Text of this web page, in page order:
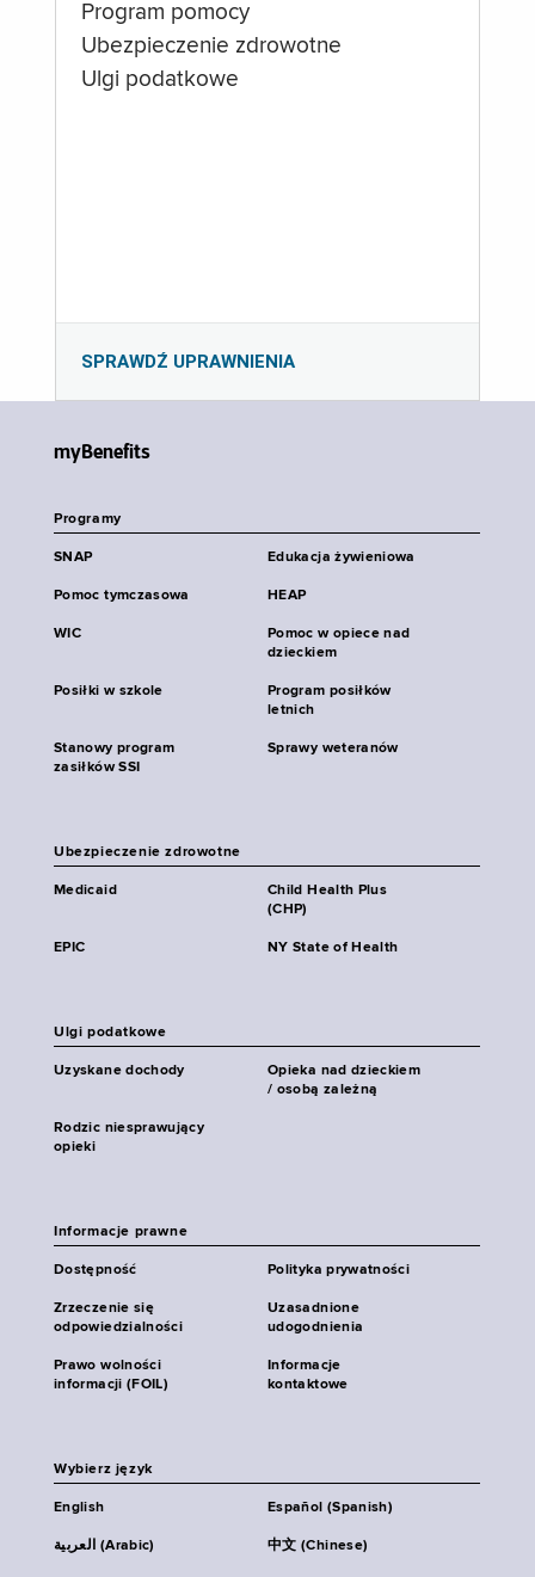
Program pomocy
Ubezpieczenie zdrowotne
Ulgi podatkowe
SPRAWDŹ UPRAWNIENIA
myBenefits
Programy
SNAP Edukacja żywieniowa
Pomoc tymczasowa HEAP
WIC
Pomoc w opiece nad
dzieckiem
Posiłki w szkole
Program posiłków
letnich
Stanowy program
zasiłków SSI
Sprawy weteranów
Ubezpieczenie zdrowotne
Medicaid
Child Health Plus
(CHP)
EPIC NY State of Health
Ulgi podatkowe
Uzyskane dochody
Opieka nad dzieckiem
/ osobą zależną
Rodzic niesprawujący
opieki
Informacje prawne
Dostępność Polityka prywatności
Zrzeczenie się
odpowiedzialności
Uzasadnione
udogodnienia
Prawo wolności
informacji (FOIL)
Informacje
kontaktowe
Wybierz język
English Español (Spanish)
العربية (Arabic) 中文 (Chinese)